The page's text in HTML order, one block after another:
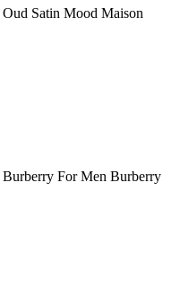
Oud Satin Mood Maison
Burberry For Men Burberry